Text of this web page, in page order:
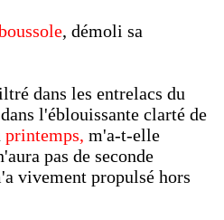
, démoli sa
dans les entrelacs du
l'éblouissante clarté de
printemps, m'a-t-elle
pas de seconde
vivement propulsé hors